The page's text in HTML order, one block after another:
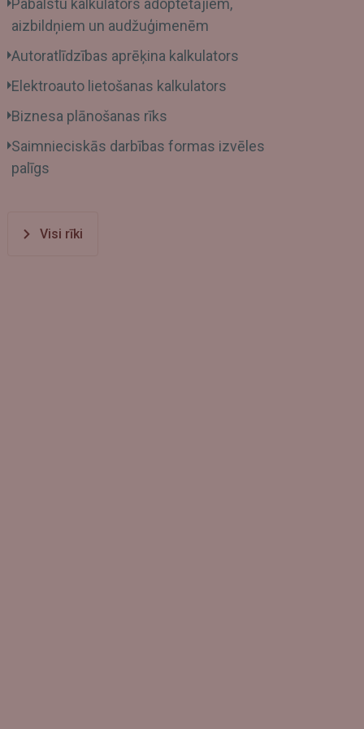
Pabalstu kalkulators adoptētājiem,
aizbildņiem un audžuģimenēm
Autoratlīdzības aprēķina kalkulators
Elektroauto lietošanas kalkulators
Biznesa plānošanas rīks
Saimnieciskās darbības formas izvēles
palīgs
Visi rīki